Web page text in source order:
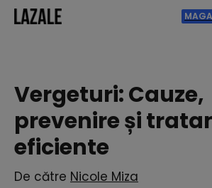
Treci
Vergeturi: Cauze,
prevenire și
eficiente
De către Nicole Miza